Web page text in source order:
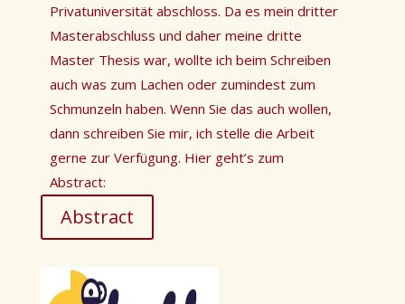
Privatuniversität abschloss. Da es mein dritter
Masterabschluss und daher meine dritte
Master Thesis war, wollte ich beim Schreiben
auch was zum Lachen oder zumindest zum
Schmunzeln haben. Wenn Sie das auch wollen,
dann schreiben Sie mir, ich stelle die Arbeit
gerne zur Verfügung. Hier geht’s zum
Abstract:
Abstract